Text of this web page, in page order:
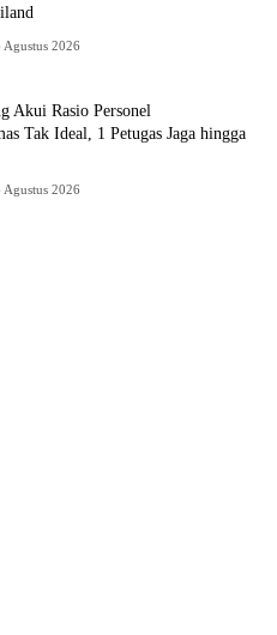
Agustus 2026
Akui Rasio Personel
Tak Ideal, 1 Petugas Jaga hingga
Agustus 2026